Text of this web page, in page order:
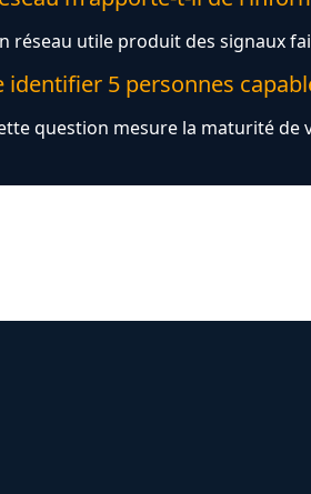
réseau utile produit des signaux
identifier 5 personnes
question mesure la maturité